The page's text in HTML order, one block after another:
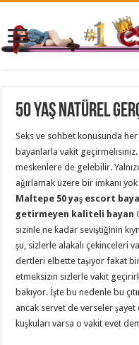
50 Yaş Natürel
Seks ve sohbet konusunda
bayanlarla vakit
meskenlere de gelebilir.
ağırlamak üzere bir imkanı
Maltepe 50 yaş escort
getirmeyen kaliteli bayan
sizinle ne kadar seviştiğinin
şu, sizlerle alakalı çekinceleri
dertleri elbette taşıyor fakat bir
etmeksizin sizlerle vakit
bakıyor. İşte bu nedenle bu
ancak servet de verseler
kuşkuları varsa o vakit evet